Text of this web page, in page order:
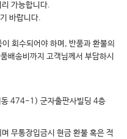
가능합니다.
바랍니다.
회수되어야 하며, 반품과 환불의
배송비까지 고객님께서 부담하시
474-1) 군자출판사빌딩 4층
무통장입금시 현금 환불 혹은 적